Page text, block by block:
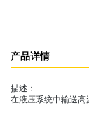
产品详情
描述：
在液压系统中输送高